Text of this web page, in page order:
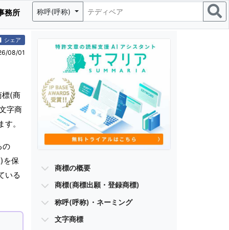
務所 称呼(呼称)
シェア
08/01
標(商
字商
。
の
を保
いる
商標の概要
商標(商標出願・登録商標)
称呼(呼称)・ネーミング
文字商標